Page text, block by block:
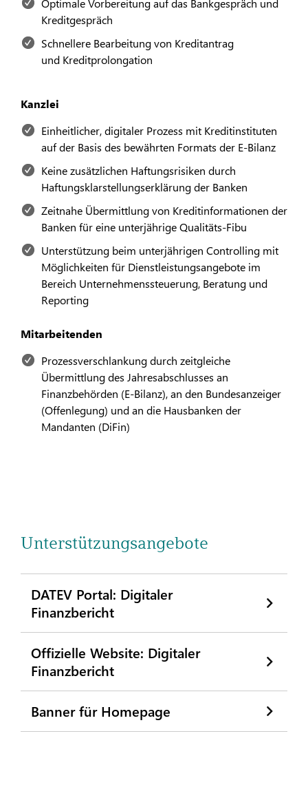
Optimale Vorbereitung auf das Bankgespräch und
Kreditgespräch
Schnellere Bearbeitung von Kreditantrag
und Kreditprolongation
Kanzlei
Einheitlicher, digitaler Prozess mit Kreditinstituten
auf der Basis des bewährten Formats der E-Bilanz
Keine zusätzlichen Haftungsrisiken durch
Haftungsklarstellungserklärung der Banken
Zeitnahe Übermittlung von Kreditinformationen der
Banken für eine unterjährige Qualitäts-Fibu
Unterstützung beim unterjährigen Controlling mit
Möglichkeiten für Dienstleistungsangebote im
Bereich Unternehmenssteuerung, Beratung und
Reporting
Mitarbeitenden
Prozessverschlankung durch zeitgleiche
Übermittlung des Jahresabschlusses an
Finanzbehörden (E-Bilanz), an den Bundesanzeiger
(Offenlegung) und an die Hausbanken der
Mandanten (DiFin)
Unterstützungsangebote
DATEV Portal: Digitaler
Finanzbericht
Offizielle Website: Digitaler
Finanzbericht
Banner für Homepage